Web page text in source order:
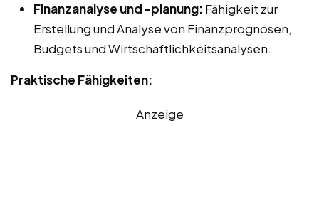
Finanzanalyse und -planung: Fähigkeit zur
Erstellung und Analyse von Finanzprognosen,
Budgets und Wirtschaftlichkeitsanalysen.
Praktische Fähigkeiten:
Anzeige